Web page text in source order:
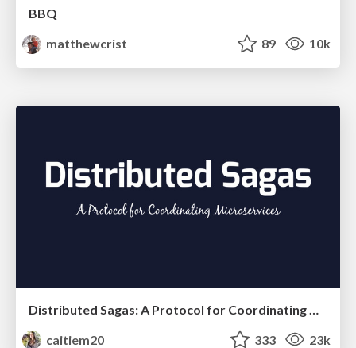
BBQ
matthewcrist
89 10k
caitiem20
333 23k